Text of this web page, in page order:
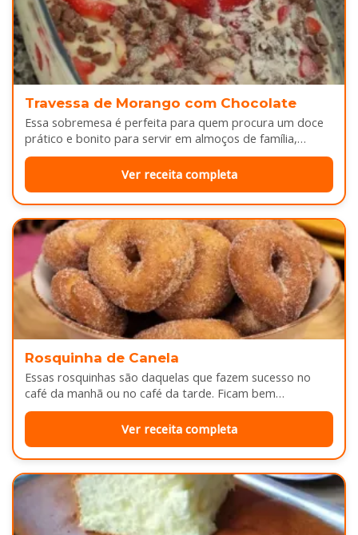
Travessa de Morango com Chocolate
Essa sobremesa é perfeita para quem procura um doce
prático e bonito para servir em almoços de família,
aniversários ou…
Ver receita completa
Rosquinha de Canela
Essas rosquinhas são daquelas que fazem sucesso no
café da manhã ou no café da tarde. Ficam bem
douradinhas por…
Ver receita completa